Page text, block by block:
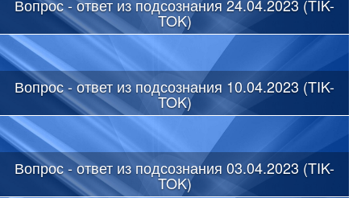
Вопрос - ответ из подсознания 24.04.2023 (TIK-
TOK)
Вопрос - ответ из подсознания 10.04.2023 (TIK-
TOK)
Вопрос - ответ из подсознания 03.04.2023 (TIK-
TOK)